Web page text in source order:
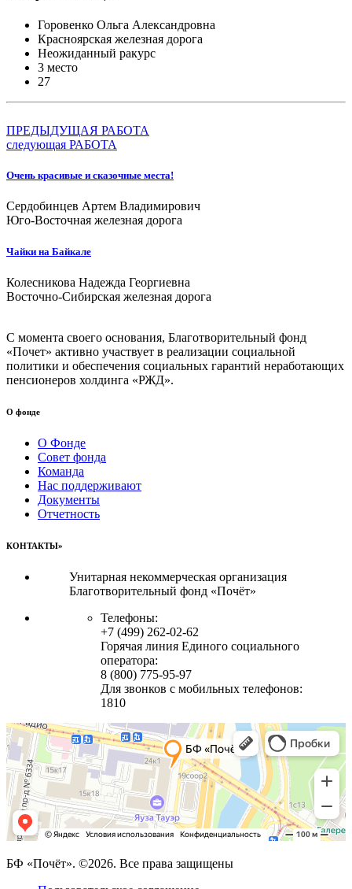
Горовенко Ольга Александровна
Красноярская железная дорога
Неожиданный ракурс
3 место
27
ПРЕДЫДУЩАЯ РАБОТА
следующая РАБОТА
Очень красивые и сказочные места!
Сердобинцев Артем Владимирович
Юго-Восточная железная дорога
Чайки на Байкале
Колесникова Надежда Георгиевна
Восточно-Сибирская железная дорога
С момента своего основания, Благотворительный фонд
«Почет» активно участвует в реализации социальной
политики и обеспечения социальных гарантий неработающих
пенсионеров холдинга «РЖД».
О фонде
О Фонде
Совет фонда
Команда
Нас поддерживают
Документы
Отчетность
КОНТАКТЫ»
Унитарная некоммерческая организация
Благотворительный фонд «Почёт»
Телефоны:
+7 (499) 262-02-62
Горячая линия Единого социального
оператора:
8 (800) 775-95-97
Для звонков с мобильных телефонов:
1810
БФ «Почёт». ©2026. Все права защищены